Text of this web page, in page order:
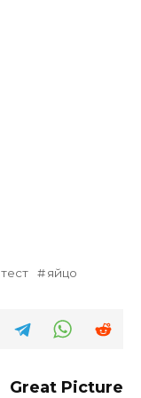
тест яйцо
Great Picture